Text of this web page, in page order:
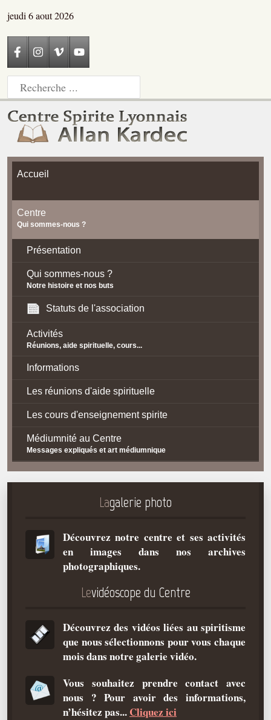
jeudi 6 aout 2026
Accueil
Centre
Qui sommes-nous ?
Présentation
Qui sommes-nous ?
Notre histoire et nos buts
Statuts de l'association
Activités
Réunions, aide spirituelle, cours...
Informations
Les réunions d'aide spirituelle
Les cours d'enseignement spirite
Médiumnité au Centre
Messages expliqués et art médiumnique
Contact / Accès
Plan d'accès
La doctrine Spirite
Qu'est-ce que c'est ?
Les bases du spiritisme
La doctrine d'Allan Kardec
But des manifestations spirites
Médiums
Lagalerie photo
Découvrez notre centre et ses activités
en images dans nos archives
photographiques.
Levidéoscope du Centre
Découvrez des vidéos liées au spiritisme
que nous sélectionnons pour vous chaque
mois dans notre galerie vidéo.
Vous souhaitez prendre contact avec
nous ? Pour avoir des informations,
n’hésitez pas... Cliquez ici